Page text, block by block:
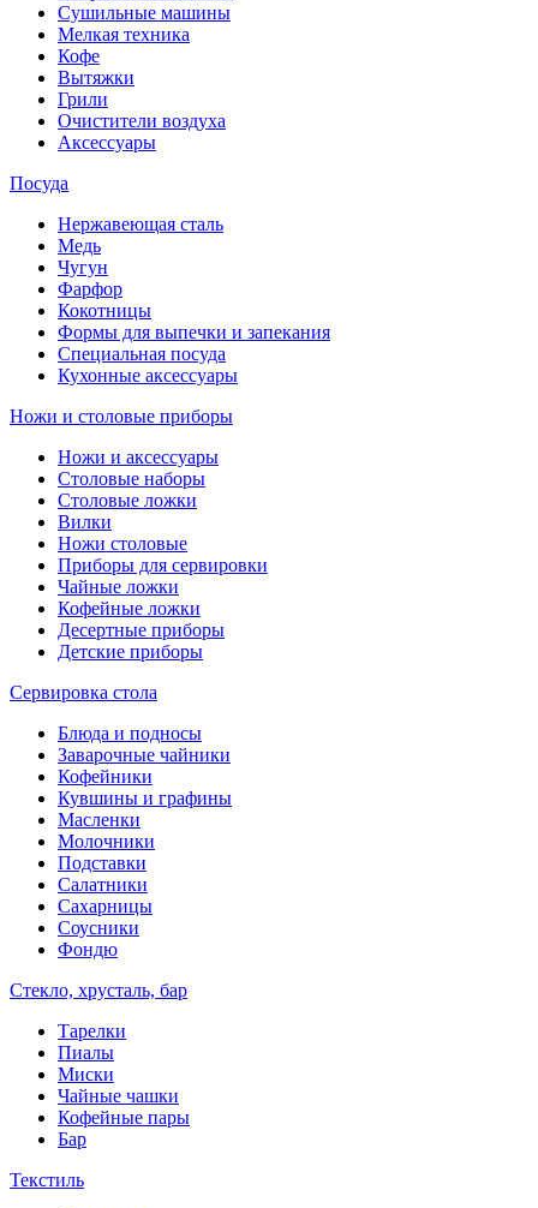
Сушильные машины
Мелкая техника
Кофе
Вытяжки
Грили
Очистители воздуха
Аксессуары
Посуда
Нержавеющая сталь
Медь
Чугун
Фарфор
Кокотницы
Формы для выпечки и запекания
Специальная посуда
Кухонные аксессуары
Ножи и столовые приборы
Ножи и аксессуары
Столовые наборы
Столовые ложки
Вилки
Ножи столовые
Приборы для сервировки
Чайные ложки
Кофейные ложки
Десертные приборы
Детские приборы
Сервировка стола
Блюда и подносы
Заварочные чайники
Кофейники
Кувшины и графины
Масленки
Молочники
Подставки
Салатники
Сахарницы
Соусники
Фондю
Стекло, хрусталь, бар
Тарелки
Пиалы
Миски
Чайные чашки
Кофейные пары
Бар
Текстиль